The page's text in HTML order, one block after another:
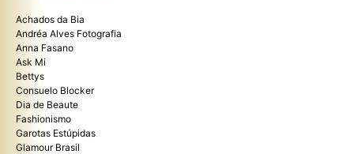
Achados da Bia
Andréa Alves Fotografia
Anna Fasano
Ask Mi
Bettys
Consuelo Blocker
Dia de Beaute
Fashionismo
Garotas Estúpidas
Glamour Brasil